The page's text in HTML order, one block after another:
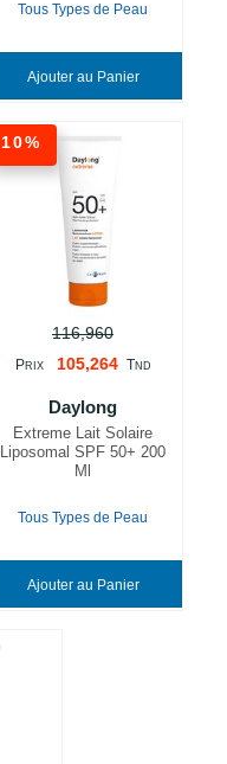
Tous Types de Peau
Ajouter au Panier
10%
116,960
PRIX 105,264 TND
Daylong
Extreme Lait Solaire
Liposomal SPF 50+ 200
Ml
Tous Types de Peau
Ajouter au Panier